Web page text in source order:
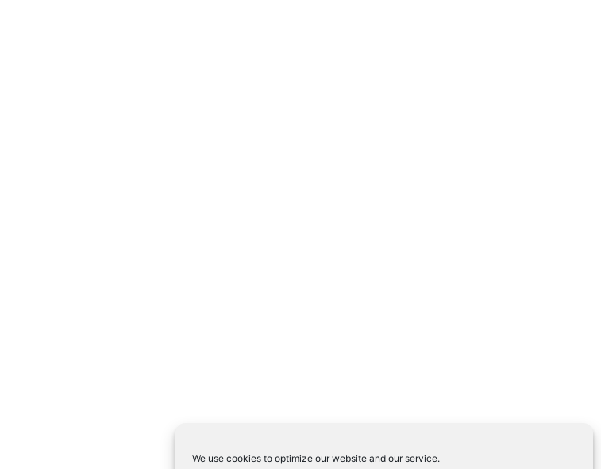
We use cookies to optimize our website and our service.